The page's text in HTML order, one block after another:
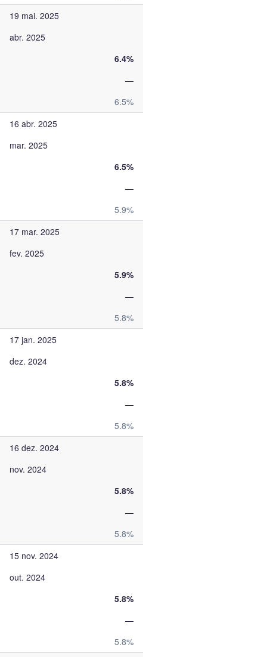
19 mai. 2025
abr. 2025
6.4%
—
6.5%
16 abr. 2025
mar. 2025
6.5%
—
5.9%
17 mar. 2025
fev. 2025
5.9%
—
5.8%
17 jan. 2025
dez. 2024
5.8%
—
5.8%
16 dez. 2024
nov. 2024
5.8%
—
5.8%
15 nov. 2024
out. 2024
5.8%
—
5.8%